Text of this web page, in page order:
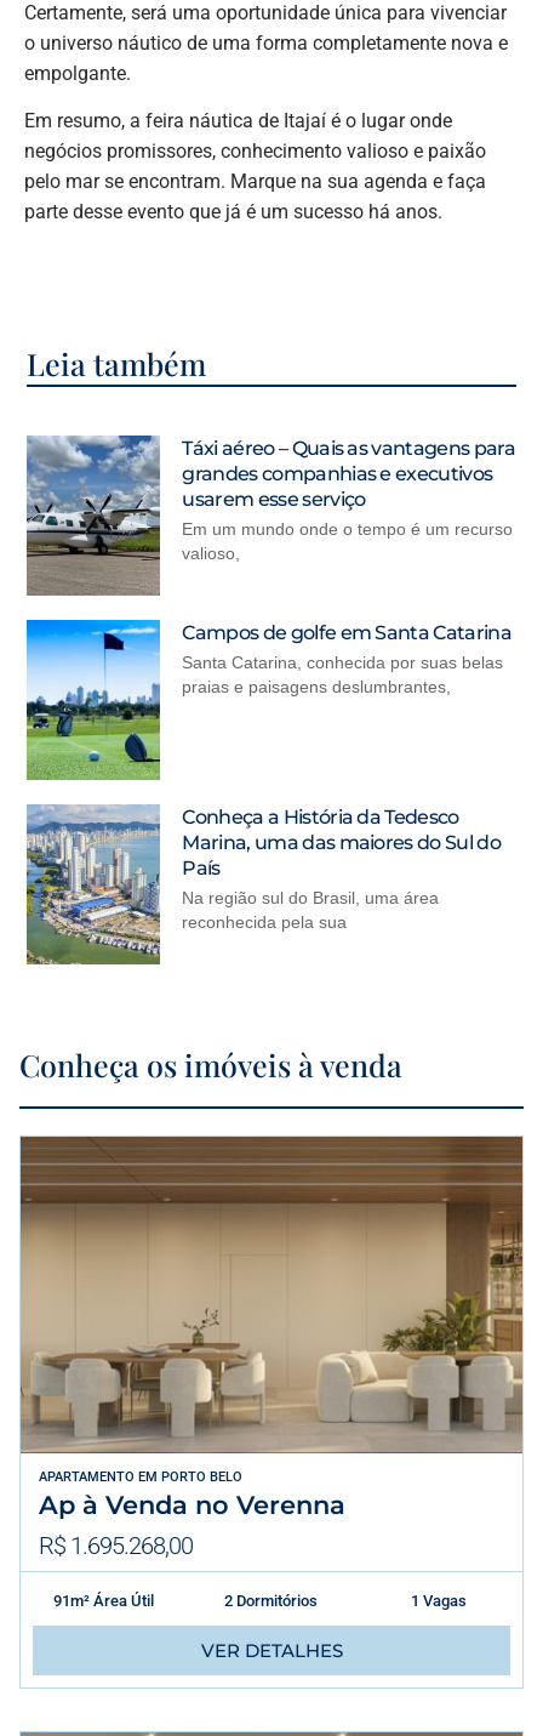
Certamente, será uma oportunidade única para vivenciar
o universo náutico de uma forma completamente nova e
empolgante.
Em resumo, a feira náutica de Itajaí é o lugar onde
negócios promissores, conhecimento valioso e paixão
pelo mar se encontram. Marque na sua agenda e faça
parte desse evento que já é um sucesso há anos.
Leia também
Táxi aéreo – Quais as vantagens para
grandes companhias e executivos
usarem esse serviço
Em um mundo onde o tempo é um recurso
valioso,
Campos de golfe em Santa Catarina
Santa Catarina, conhecida por suas belas
praias e paisagens deslumbrantes,
Conheça a História da Tedesco
Marina, uma das maiores do Sul do
País
Na região sul do Brasil, uma área
reconhecida pela sua
Conheça os imóveis à venda
APARTAMENTO EM PORTO BELO
Ap à Venda no Verenna
R$ 1.695.268,00
91m² Área Útil 2 Dormitórios 1 Vagas
VER DETALHES